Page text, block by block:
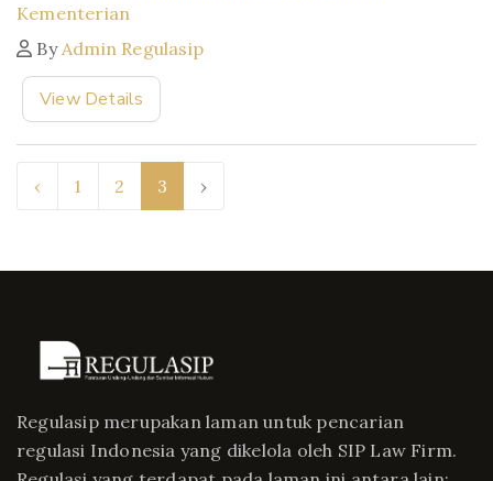
Kementerian
By Admin Regulasip
View Details
‹ 1 2 3 ›
Regulasip merupakan laman untuk pencarian
regulasi Indonesia yang dikelola oleh SIP Law Firm.